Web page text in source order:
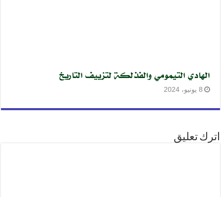
الهادي التيمومي والفذلكة لتزييف التاريخ
8 يونيو، 2024
اترك تعليق